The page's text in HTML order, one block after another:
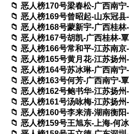
恶人榜170号梁春松-广西南宁
恶人榜169号曾昭起-山东冠
恶人榜168号蒙新宇-广西桂林
恶人榜167号胡凯-广西桂林-
恶人榜166号常和平-江苏南京
恶人榜165号黄月花-江苏扬州
恶人榜164号苏冰琳-广西南宁
恶人榜163号何芳-广西南宁-
恶人榜162号鲍书华-江苏扬州
恶人榜161号汤咏梅-江苏扬州
恶人榜160号李来清-湖南衡
恶人榜159号王旭东-上海-何